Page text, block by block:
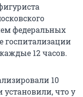
федеральных
госпитализации
12 часов.
10
что у